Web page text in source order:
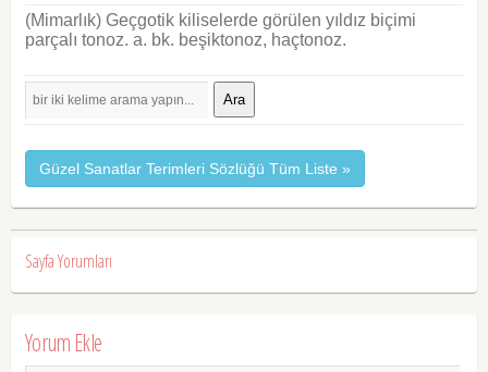
(Mimarlık) Geçgotik kiliselerde görülen yıldız biçimi
parçalı tonoz. a. bk. beşiktonoz, haçtonoz.
Ara
Güzel Sanatlar Terimleri Sözlüğü Tüm Liste »
Sayfa Yorumları
Yorum Ekle